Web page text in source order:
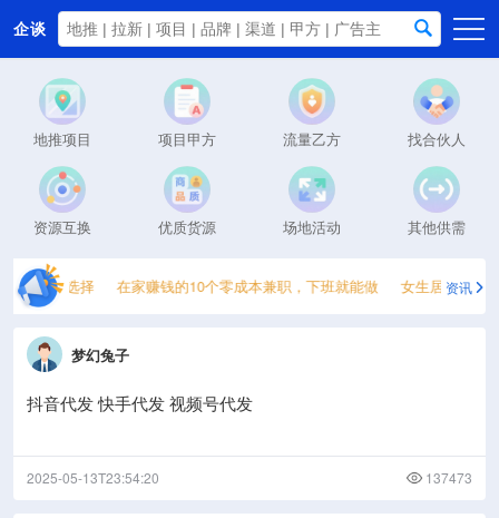
企谈
首页
商务资源
资讯动态
关于我们
地推项目 项目甲方 流量乙方 找合伙人
资源互换 优质货源 场地活动 其他供需
的靠谱选择 在家赚钱的10个零成本兼职，下班就能做 女生居家副业
资讯
梦幻兔子
抖音代发 快手代发 视频号代发
2025-05-13T23:54:20 137473